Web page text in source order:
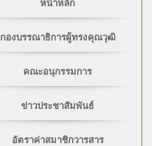
หน้าหลัก
กองบรรณาธิการผู้ทรงคุณวุฒิ
คณะอนุกรรมการ
ข่าวประชาสัมพันธ์
อัตราค่าสมาชิกวารสาร